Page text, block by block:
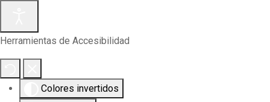
Herramientas de Accesibilidad
Colores invertidos